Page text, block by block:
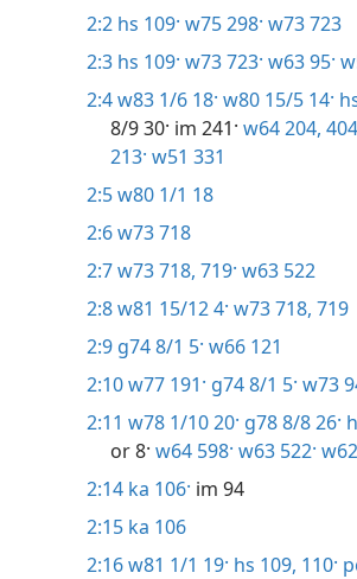
2:2 hs 109· w75 298· w73 723
2:3 hs 109· w73 723· w63 95·
2:4w83 1/6 18· w80 15/5 14·
8/9 30· im 241· w64 204,
213· w51 331
2:5w80 1/1 18
2:6w73 718
2:7w73 718, 719· w63 522
2:8w81 15/12 4· w73 718, 719
2:9 g74 8/1 5· w66 121
2:10w77 191· g74 8/1 5· w73
2:11 w78 1/10 20· g78 8/8 26·
or 8· w64 598· w63 522·
2:14 ka 106· im 94
2:15 ka 106
2:16w81 1/1 19· hs 109, 110·